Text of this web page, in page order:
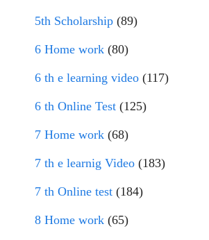
5th Scholarship (89)
6 Home work (80)
6 th e learning video (117)
6 th Online Test (125)
7 Home work (68)
7 th e learnig Video (183)
7 th Online test (184)
8 Home work (65)